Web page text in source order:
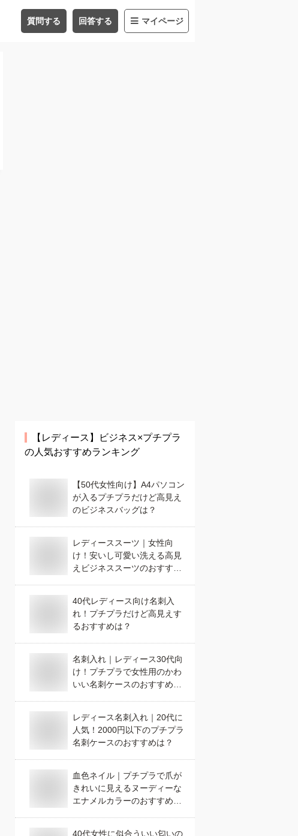
質問する 回答する マイページ
【レディース】
ビジネス×プチプラ
の人気おすすめランキング
【50代女性向け】A4パソコン
が入るプチプラだけど高見え
のビジネスバッグは？
レディーススーツ｜女性向
け！安いし可愛い洗える高見
えビジネススーツのおすすめ
40代レディース向け名刺入
れ！プチプラだけど高見えす
るおすすめは？
名刺入れ｜レディース30代向
け！プチプラで女性用のかわ
いい名刺ケースのおすすめ
レディース名刺入れ｜20代に
人気！2000円以下のプチプラ
名刺ケースのおすすめは？
血色ネイル｜プチプラで爪が
きれいに見えるヌーディーな
エナメルカラーのおすすめ
40代女性に似合ういい匂いの